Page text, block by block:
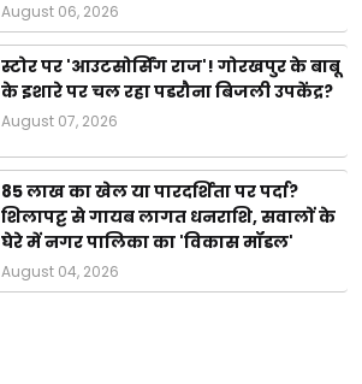
August 06, 2026
स्टोर पर 'आउटसोर्सिंग राज'! गोरखपुर के बाबू
के इशारे पर चल रहा पडरौना बिजली उपकेंद्र?
August 07, 2026
85 लाख का खेल या पारदर्शिता पर पर्दा?
शिलापट्ट से गायब लागत धनराशि, सवालों के
घेरे में नगर पालिका का 'विकास मॉडल'
August 04, 2026